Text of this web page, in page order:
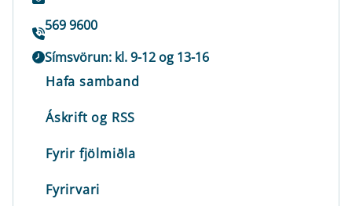
569 9600
Símsvörun: kl. 9-12 og 13-16
Hafa samband
Áskrift og RSS
Fyrir fjölmiðla
Fyrirvari